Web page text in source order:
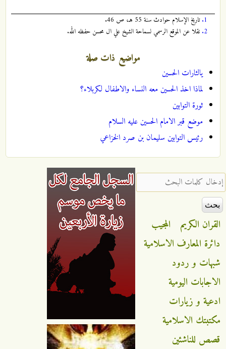
1. تاريخ الإسلام حوادث سنة 55 هـ، ص 46.
2. نقلا عن الموقع الرسمي لسماحة الشيخ علي ال محسن حفظه الله.
مواضيع ذات صلة
يالثارات الحسين
لماذا اخذ الحسين معه النساء والاطفال لكربلاء؟
ثورة التوابين
موضع قبر الامام الحسين عليه السلام
رئيس التوابين سليمان بن صرد الخزاعي
‏إدخال كلمات البحث ‏
القران الكريم
المجيب
دائرة المعارف الاسلامية
شبهات و ردود
الاجابات اليومية
ادعية و زيارات
مكتبتك الاسلامية
قصص للناشئين